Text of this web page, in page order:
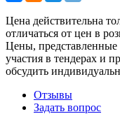
Цена действительна
отличаться от цен в
Цены,
участия в тендерах и
обсудить
Отзывы
Задать вопрос